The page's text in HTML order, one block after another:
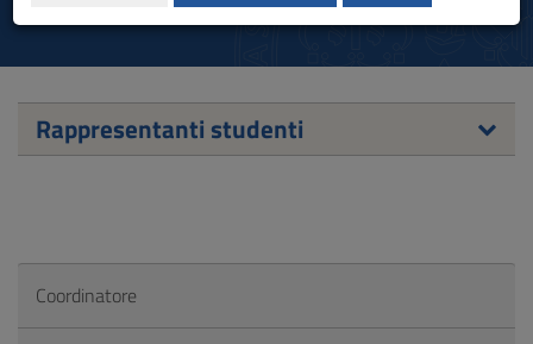
navigazione
sito
Vai
Footer
Rappresentanti studenti
Coordinatore